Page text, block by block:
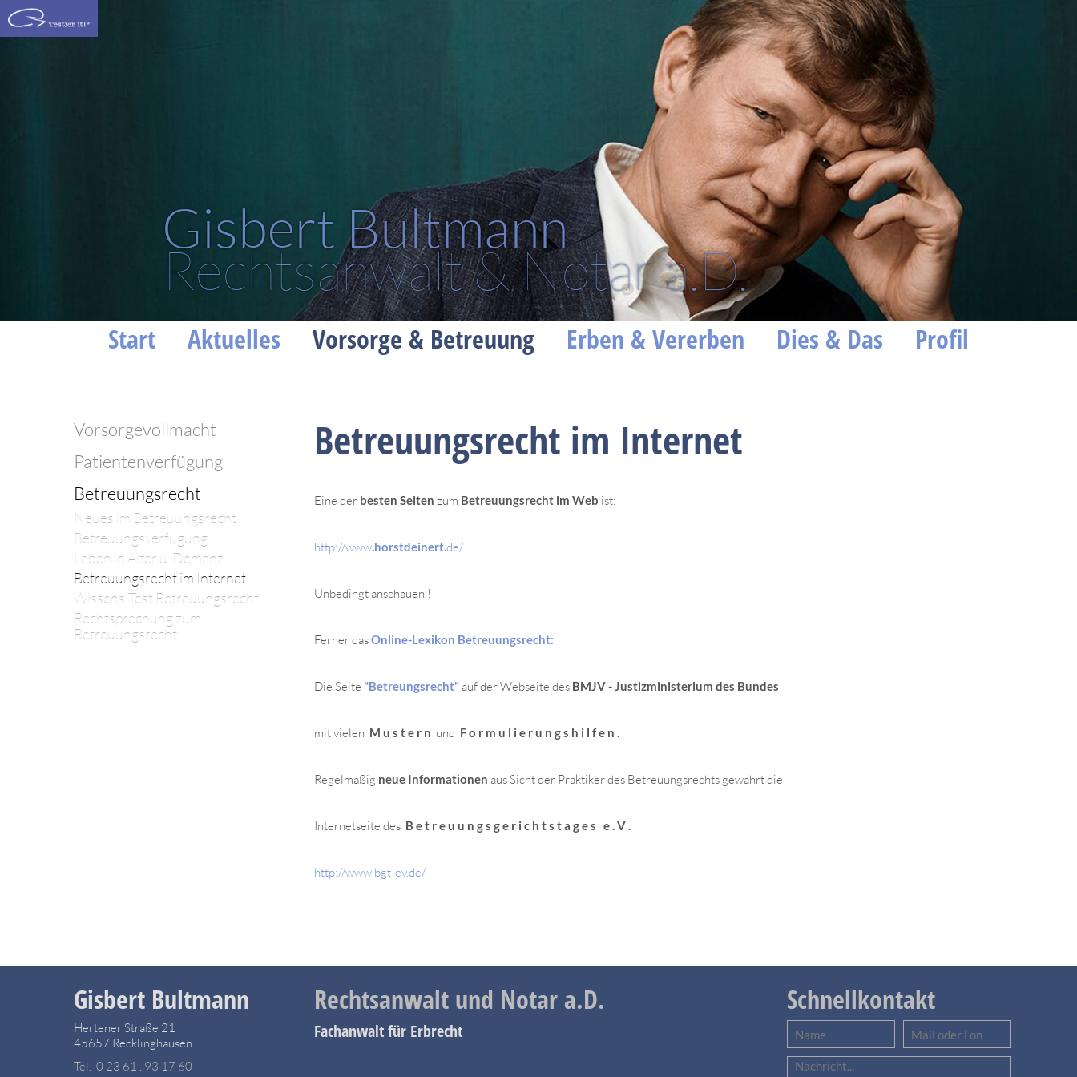
Gisbert Bultmann
Rechtsanwalt & Notar a.D.
Start Aktuelles Vorsorge & Betreuung Erben & Vererben Dies & Das Profil
Vorsorgevollmacht
Patientenverfügung
Betreuungsrecht
Neues im Betreuungsrecht
Betreuungsverfügung
Leben in Alter u. Demenz
Betreuungsrecht im Internet
Wissens-Test Betreuungsrecht
Rechtsprechung zum
Betreuungsrecht
Betreuungsrecht im Internet
Eine der besten Seiten zum Betreuungsrecht im Web ist:
http://www.horstdeinert.de/
Unbedingt anschauen !
Ferner dasOnline-Lexikon Betreuungsrecht:
Die Seite "Betreungsrecht" auf der Webseite des BMJV - Justizministerium des Bundes
mit vielen M u s t e r n und F o r m u l i e r u n g s h i l f e n .
Regelmäßig neue Informationen aus Sicht der Praktiker des Betreuungsrechts gewährt die
Internetseite des B e t r e u u n g s g e r i c h t s t a g e s e . V .
http://www.bgt-ev.de/
Gisbert Bultmann
Hertener Straße 21
45657 Recklinghausen
Tel. 0 23 61 . 93 17 60
Rechtsanwalt und Notar a.D.
Fachanwalt für Erbrecht
Schnellkontakt